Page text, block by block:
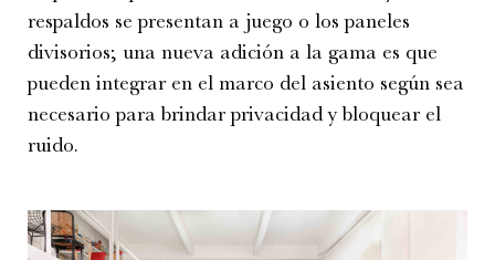
respaldos se presentan a juego o los paneles
divisorios; una nueva adición a la gama es que
pueden integrar en el marco del asiento según sea
necesario para brindar privacidad y bloquear el
ruido.